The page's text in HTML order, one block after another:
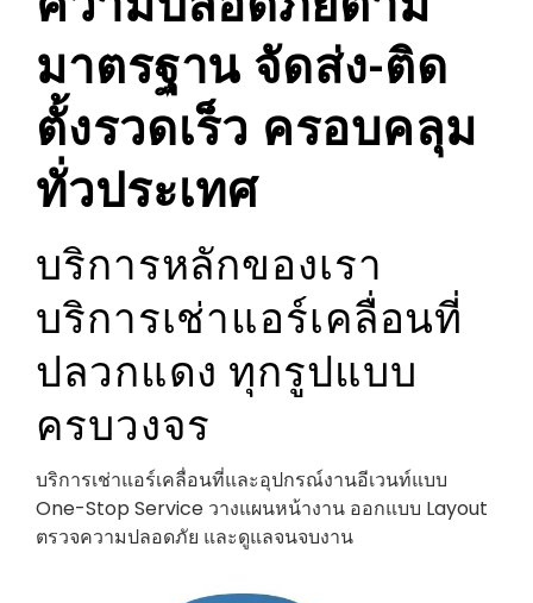
มาตรฐาน จัดส่ง-ติด
ตั้งรวดเร็ว ครอบคลุม
ทั่วประเทศ
บริการหลักของเรา
บริการเช่าแอร์เคลื่อนที่
ปลวกแดง ทุกรูปแบบ
ครบวงจร
บริการเช่าแอร์เคลื่อนที่และอุปกรณ์งานอีเวนท์แบบ
One-Stop Service วางแผนหน้างาน ออกแบบ Layout
ตรวจความปลอดภัย และดูแลจนจบงาน